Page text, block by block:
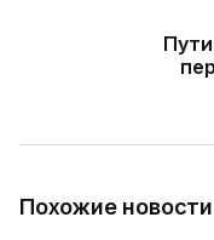
Похожие новости